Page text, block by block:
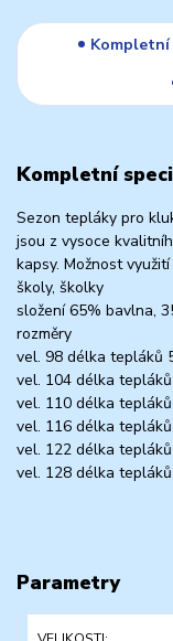
Kompletní
Kompletní
Sezon tepláky pro
jsou z vysoce
kapsy. Možnost
školy, školky
složení 65% bavlna,
rozměry
vel. 98 délka tepláků
vel. 104 délka
vel. 110 délka
vel. 116 délka
vel. 122 délka
vel. 128 délka
Parametry